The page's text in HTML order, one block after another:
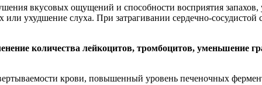
вкусовых ощущений и способности восприятия запахов,
ухудшение слуха. При затрагивании сердечно-
количества лейкоцитов, тромбоцитов, уменьшение
крови, повышенный уровень печеночных